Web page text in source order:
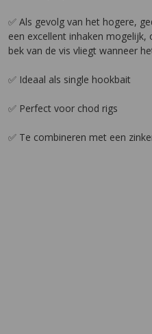
✅ Als gevolg van het hogere,
een excellent inhaken
bek van de vis vliegt wanneer
✅ Ideaal als single hookbait
✅ Perfect voor chod rigs
✅ Te combineren met een